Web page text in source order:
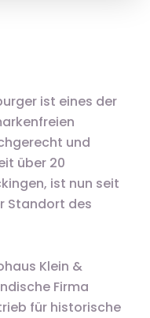
ist eines der
und
über 20
ist nun seit
Standort des
Klein &
Firma
für historische